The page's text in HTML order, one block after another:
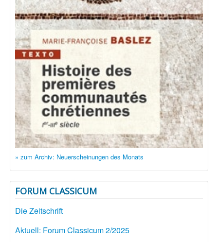
» zum Archiv: Neuerscheinungen des Monats
FORUM CLASSICUM
Die Zeitschrift
Aktuell: Forum Classicum 2/2025